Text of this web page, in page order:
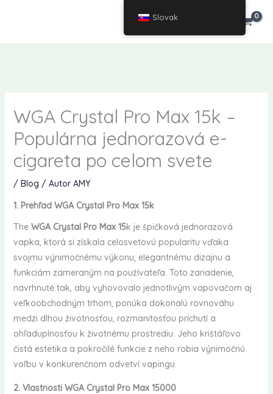
WGA Crystal Pro Max 15k –
Populárna jednorazová e-
cigareta po celom svete
/ Blog / AutorAMY
1. Prehľad WGA Crystal Pro Max 15k
The WGA Crystal Pro Max 15k je špičková jednorazová
vapka, ktorá si získala celosvetovú popularitu vďaka
svojmu výnimočnému výkonu, elegantnému dizajnu a
funkciám zameraným na používateľa. Toto zariadenie,
navrhnuté tak, aby vyhovovalo jednotlivým vapovačom aj
veľkoobchodným trhom, ponúka dokonalú rovnováhu
medzi dlhou životnosťou, rozmanitosťou príchutí a
ohľaduplnosťou k životnému prostrediu. Jeho krištáľovo
čistá estetika a pokročilé funkcie z neho robia výnimočnú
voľbu v konkurenčnom odvetví vapingu.
2. Vlastnosti WGA Crystal Pro Max 15000
Slovak